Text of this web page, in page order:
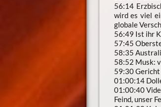
56:14
wird es viel
globale
56:49 Ist ihr
57:45
58:35
58:52 Musk:
59:30
01:00:14
01:00:40
Feind, unser